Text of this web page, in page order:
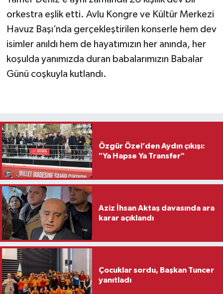
orkestra eşlik etti. Avlu Kongre ve Kültür Merkezi
Havuz Başı’nda gerçekleştirilen konserle hem dev
isimler anıldı hem de hayatımızın her anında, her
koşulda yanımızda duran babalarımızın Babalar
Günü coşkuyla kutlandı.
Özgür Özel’den Aydın çıkışı:
"Ya Hapse Ya Transfer"
Aziz İhsan Aktaş davasında ara
karar açıklandı
Çocuklar sordu, Başkan Tuncer
yanıtladı